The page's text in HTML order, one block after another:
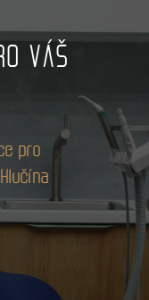
VÁŠ
pro